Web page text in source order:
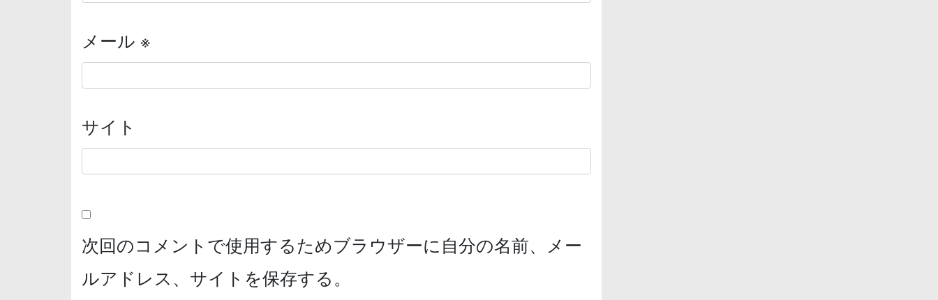
メール ※
サイト
次回のコメントで使用するためブラウザーに自分の名前、メー
ルアドレス、サイトを保存する。